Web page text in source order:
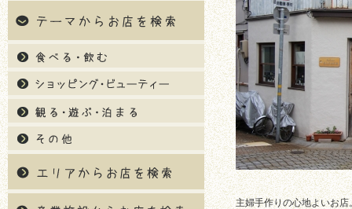
主婦手作りの心地よいお